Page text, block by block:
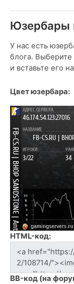
Юзербары
У нас есть
блога. Выберите
и вставьте его
Цвет юзербара:
HTML-код:
BB-код (на